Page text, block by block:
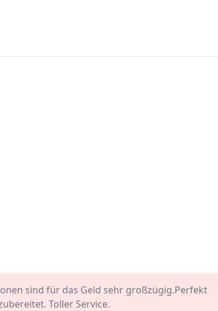
sind für das Geld sehr großzügig.Perfekt
Toller Service.